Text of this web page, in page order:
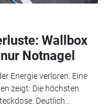
Wallbox
Notnagel
Energie verloren. Eine
zeigt: Die höchsten
Deutlich...